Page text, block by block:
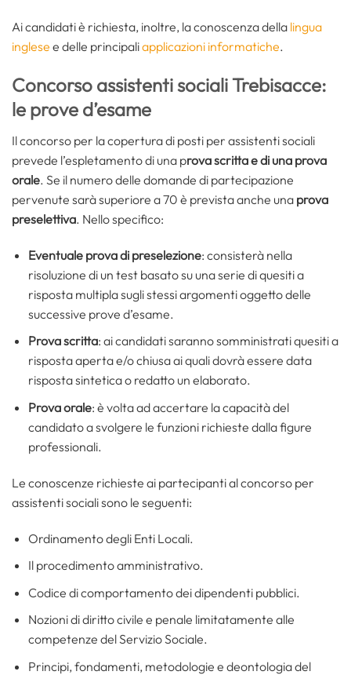
Ai candidati è richiesta, inoltre, la conoscenza della lingua
inglese e delle principaliapplicazioni informatiche.
Concorso assistenti sociali Trebisacce:
le prove d’esame
Il concorso per la copertura di posti per assistenti sociali
prevede l’espletamento di una prova scritta e di una prova
orale. Se il numero delle domande di partecipazione
pervenute sarà superiore a 70 è prevista anche una prova
preselettiva. Nello specifico:
Eventuale prova di preselezione: consisterà nella
risoluzione di un test basato su una serie di quesiti a
risposta multipla sugli stessi argomenti oggetto delle
successive prove d’esame.
Prova scritta: ai candidati saranno somministrati quesiti a
risposta aperta e/o chiusa ai quali dovrà essere data
risposta sintetica o redatto un elaborato.
Prova orale: è volta ad accertare la capacità del
candidato a svolgere le funzioni richieste dalla figure
professionali.
Le conoscenze richieste ai partecipanti al concorso per
assistenti sociali sono le seguenti:
Ordinamento degli Enti Locali.
Il procedimento amministrativo.
Codice di comportamento dei dipendenti pubblici.
Nozioni di diritto civile e penale limitatamente alle
competenze del Servizio Sociale.
Principi, fondamenti, metodologie e deontologia del